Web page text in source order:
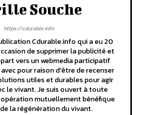
Souche
https://cdurable.info
Cdurable.info qui a eu 20
de supprimer la publicité et
vers un webmedia participatif
pour raison d'être de recenser
utiles et durables pour agir
le vivant. Je suis ouvert à toute
mutuellement bénéfique
la régénération du vivant.